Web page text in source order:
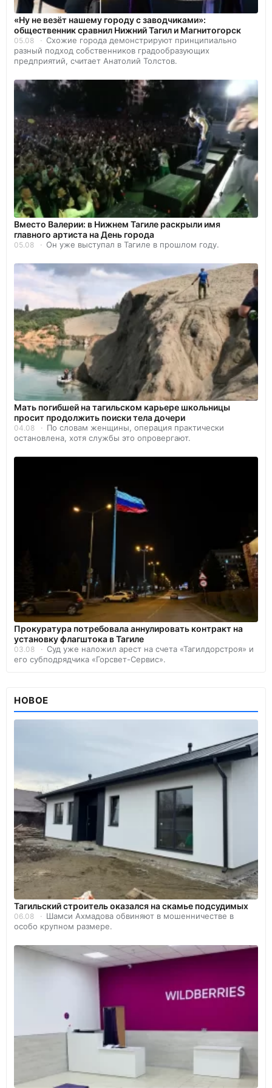
«Ну не везёт нашему городу с заводчиками»:
общественник сравнил Нижний Тагил и Магнитогорск
05.08
Схожие города демонстрируют принципиально
разный подход собственников градообразующих
предприятий, считает Анатолий Толстов.
Вместо Валерии: в Нижнем Тагиле раскрыли имя
главного артиста на День города
05.08 Он уже выступал в Тагиле в прошлом году.
Мать погибшей на тагильском карьере школьницы
просит продолжить поиски тела дочери
04.08
По словам женщины, операция практически
остановлена, хотя службы это опровергают.
Прокуратура потребовала аннулировать контракт на
установку флагштока в Тагиле
03.08
Суд уже наложил арест на счета «Тагилдорстроя» и
его субподрядчика «Горсвет-Сервис».
НОВОЕ
Тагильский строитель оказался на скамье подсудимых
06.08
Шамси Ахмадова обвиняют в мошенничестве в
особо крупном размере.